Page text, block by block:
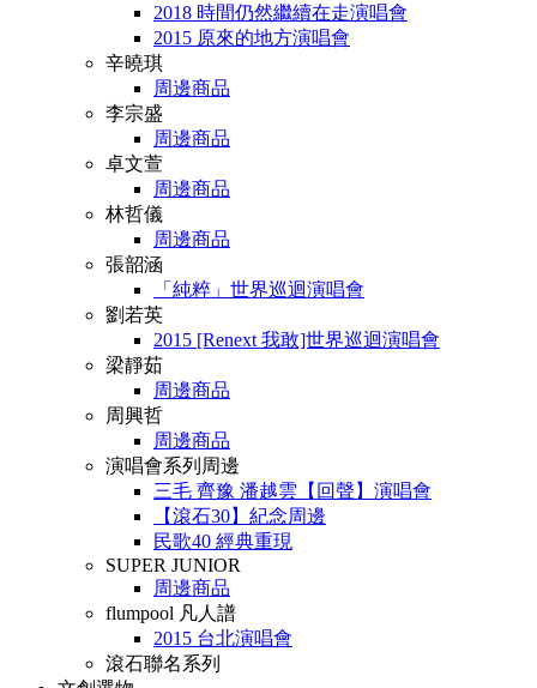
2018 時間仍然繼續在走演唱會
2015 原來的地方演唱會
辛曉琪
周邊商品
李宗盛
周邊商品
卓文萱
周邊商品
林哲儀
周邊商品
張韶涵
「純粹」世界巡迴演唱會
劉若英
2015 [Renext 我敢]世界巡迴演唱會
梁靜茹
周邊商品
周興哲
周邊商品
演唱會系列周邊
三毛 齊豫 潘越雲【回聲】演唱會
【滾石30】紀念周邊
民歌40 經典重現
SUPER JUNIOR
周邊商品
flumpool 凡人譜
2015 台北演唱會
滾石聯名系列